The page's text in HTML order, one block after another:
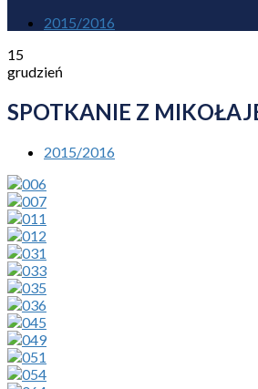
2015/2016
15
grudzień
SPOTKANIE Z
2015/2016